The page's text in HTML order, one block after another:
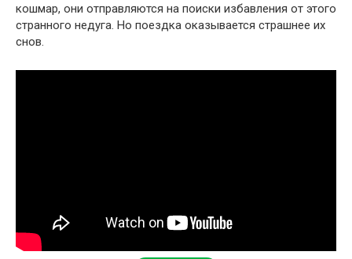
кошмар, они отправляются на поиски избавления от этого
странного недуга. Но поездка оказывается страшнее их
снов.